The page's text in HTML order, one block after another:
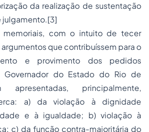
da realização de sustentação
julgamento.[3]
com o intuito de tecer
que contribuíssem para o
e provimento dos pedidos
Governador do Estado do Rio de
apresentadas, principalmente,
a) da violação à dignidade
e à igualdade; b) violação à
c) da função contra-majoritária do